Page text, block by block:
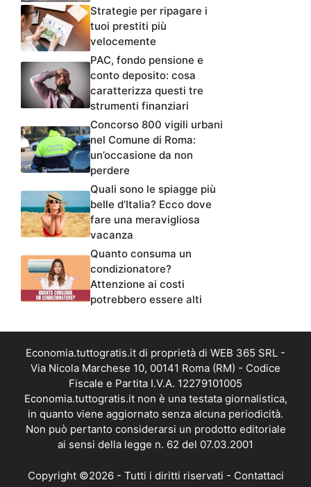
Strategie per ripagare i
tuoi prestiti più
velocemente
PAC, fondo pensione e
conto deposito: cosa
caratterizza questi tre
strumenti finanziari
Concorso 800 vigili urbani
nel Comune di Roma:
un’occasione da non
perdere
Quali sono le spiagge più
belle d’Italia? Ecco dove
fare una meravigliosa
vacanza
Quanto consuma un
condizionatore?
Attenzione ai costi
potrebbero essere alti
Economia.tuttogratis.it di proprietà di WEB 365 SRL -
Via Nicola Marchese 10, 00141 Roma (RM) - Codice
Fiscale e Partita I.V.A. 12279101005
Economia.tuttogratis.it non è una testata giornalistica,
in quanto viene aggiornato senza alcuna periodicità.
Non può pertanto considerarsi un prodotto editoriale
ai sensi della legge n. 62 del 07.03.2001
Copyright ©2026 - Tutti i diritti riservati - Contattaci